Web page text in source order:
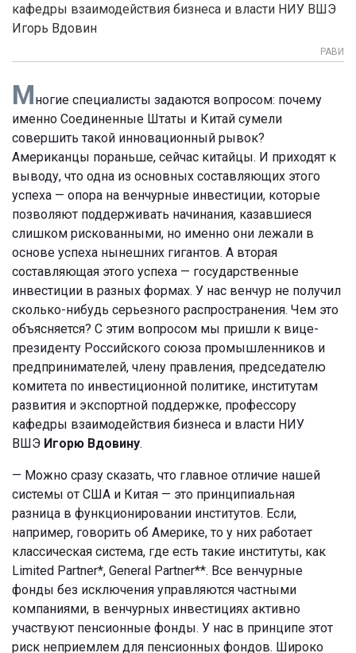
кафедры взаимодействия бизнеса и власти НИУ ВШЭ
Игорь Вдовин
РАВИ
Многие специалисты задаются вопросом: почему
именно Соединенные Штаты и Китай сумели
совершить такой инновационный рывок?
Американцы пораньше, сейчас китайцы. И приходят к
выводу, что одна из основных составляющих этого
успеха — опора на венчурные инвестиции, которые
позволяют поддерживать начинания, казавшиеся
слишком рискованными, но именно они лежали в
основе успеха нынешних гигантов. А вторая
составляющая этого успеха — государственные
инвестиции в разных формах. У нас венчур не получил
сколько-нибудь серьезного распространения. Чем это
объясняется? С этим вопросом мы пришли к вице-
президенту Российского союза промышленников и
предпринимателей, члену правления, председателю
комитета по инвестиционной политике, институтам
развития и экспортной поддержке, профессору
кафедры взаимодействия бизнеса и власти НИУ
ВШЭ Игорю Вдовину.
— Можно сразу сказать, что главное отличие нашей
системы от США и Китая — это принципиальная
разница в функционировании институтов. Если,
например, говорить об Америке, то у них работает
классическая система, где есть такие институты, как
Limited Partner*, General Partner**. Все венчурные
фонды без исключения управляются частными
компаниями, в венчурных инвестициях активно
участвуют пенсионные фонды. У нас в принципе этот
риск неприемлем для пенсионных фондов. Широко